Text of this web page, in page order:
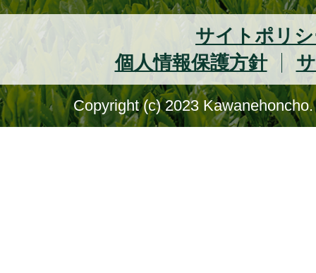
サイトポリ
個人情報保護方針
Copyright (c) 2023